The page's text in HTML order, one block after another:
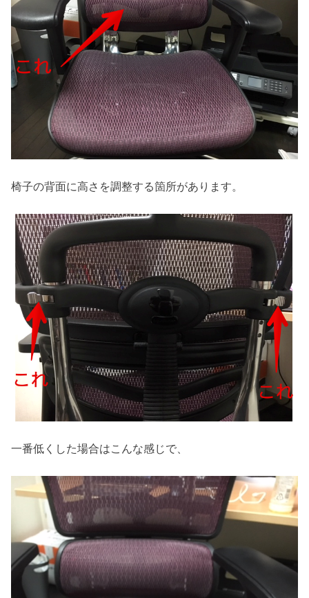
椅子の背面に高さを調整する箇所があります。
一番低くした場合はこんな感じで、